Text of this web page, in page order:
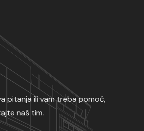
pitanja ili vam treba pomoć,
naš tim.